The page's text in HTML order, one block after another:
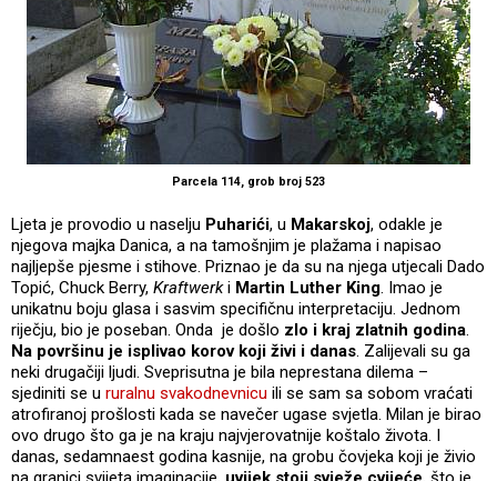
Parcela 114, grob broj 523
Ljeta je provodio u naselju Puharići, u Makarskoj, odakle je
njegova majka Danica, a na tamošnjim je plažama i napisao
najljepše pjesme i stihove. Priznao je da su na njega utjecali Dado
Topić, Chuck Berry, Kraftwerki Martin Luther King. Imao je
unikatnu boju glasa i sasvim specifičnu interpretaciju. Jednom
riječju, bio je poseban. Onda je došlo zlo i kraj zlatnih godina.
Na površinu je isplivao korov koji živi i danas. Zalijevali su ga
neki drugačiji ljudi. Sveprisutna je bila neprestana dilema –
sjediniti se u ruralnu svakodnevnicu ili se sam sa sobom vraćati
atrofiranoj prošlosti kada se navečer ugase svjetla. Milan je birao
ovo drugo što ga je na kraju najvjerovatnije koštalo života. I
danas, sedamnaest godina kasnije, na grobu čovjeka koji je živio